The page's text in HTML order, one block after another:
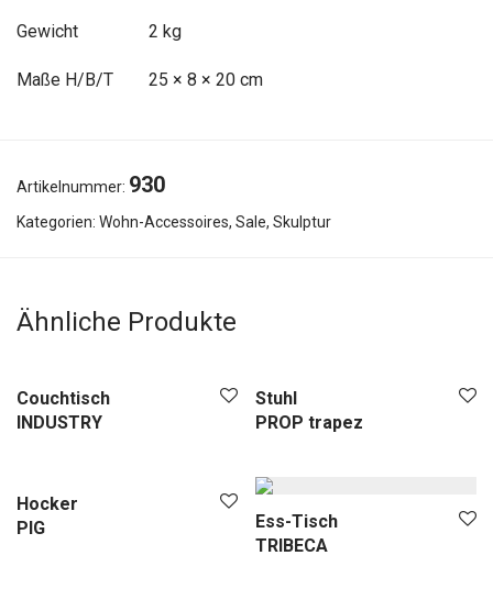
Gewicht 2 kg
Maße 25 × 8 × 20 cm
Artikelnummer: 930
Kategorien: Wohn-Accessoires, Sale, Skulptur
Ähnliche Produkte
Couchtisch
INDUSTRY
Stuhl
PROP trapez
Hocker
PIG
Ess-Tisch
TRIBECA